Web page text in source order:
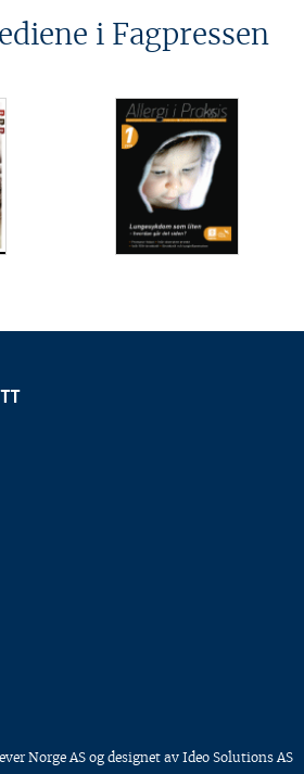
i Fagpressen
Norge ASog designet av Ideo Solutions AS